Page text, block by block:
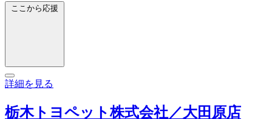
ここから応援
詳細を見る
栃木トヨペット株式会社／大田原店